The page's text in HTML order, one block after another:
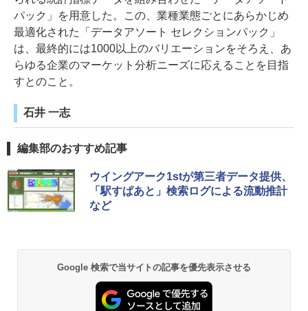
パック」を用意した。この、業種業態ごとにあらかじめ
最適化された「データアソート セレクションパック」
は、最終的には1000以上のバリエーションをそろえ、あ
らゆる企業のマーケット分析ニーズに応えることを目指
すとのこと。
石井 一志
編集部のおすすめ記事
ウイングアーク1stが第三者データ提供、
「駅すぱあと」検索ログによる流動推計
など
Google 検索で当サイトの記事を優先表示させる